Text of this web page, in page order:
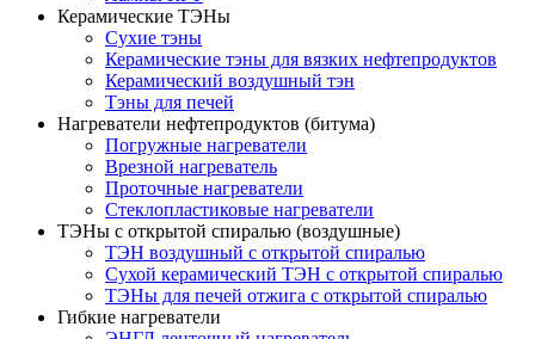
Керамические ТЭНы
Сухие тэны
Керамические тэны для вязких нефтепродуктов
Керамический воздушный тэн
Тэны для печей
Нагреватели нефтепродуктов (битума)
Погружные нагреватели
Врезной нагреватель
Проточные нагреватели
Стеклопластиковые нагреватели
ТЭНы с открытой спиралью (воздушные)
ТЭН воздушный с открытой спиралью
Сухой керамический ТЭН с открытой спиралью
ТЭНы для печей отжига с открытой спиралью
Гибкие нагреватели